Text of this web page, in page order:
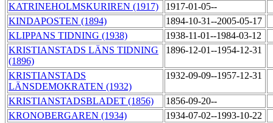
KATRINEHOLMSKURIREN (1917)
1917-01-05--
KINDAPOSTEN (1894)
1894-10-31--2005-05-17
KLIPPANS TIDNING (1938)
1938-11-01--1984-03-12
KRISTIANSTADS LÄNS TIDNING
(1896)
1896-12-01--1954-12-31
KRISTIANSTADS
LÄNSDEMOKRATEN (1932)
1932-09-09--1957-12-31
KRISTIANSTADSBLADET (1856)
1856-09-20--
KRONOBERGAREN (1934)
1934-07-02--1993-10-22